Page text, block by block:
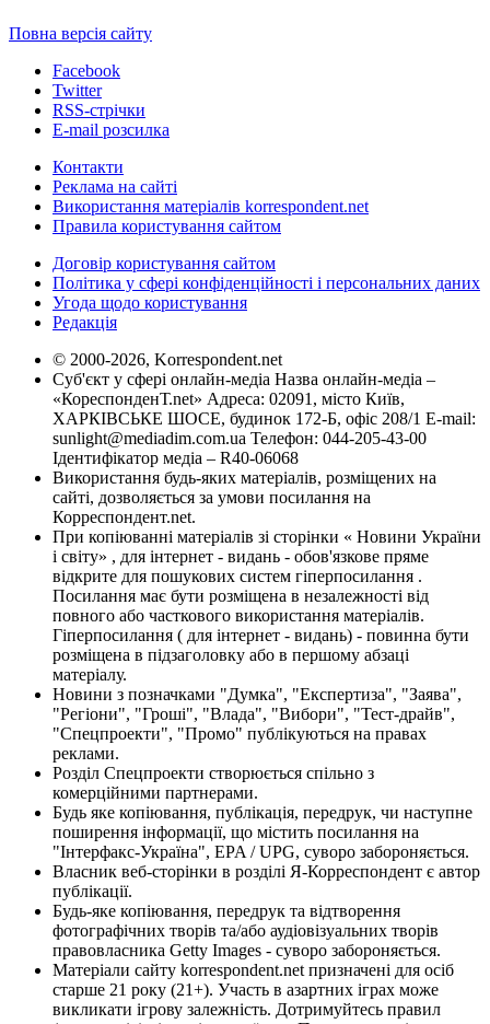
Повна версія сайту
Facebook
Twitter
RSS-стрічки
E-mail розсилка
Контакти
Реклама на сайті
Використання матеріалів korrespondent.net
Правила користування сайтом
Договір користування сайтом
Політика у сфері конфіденційності і персональних даних
Угода щодо користування
Редакція
© 2000-2026, Korrespondent.net
Суб'єкт у сфері онлайн-медіа Назва онлайн-медіа –
«КореспонденТ.net» Адреса: 02091, місто Київ,
ХАРКІВСЬКЕ ШОСЕ, будинок 172-Б, офіс 208/1 E-mail:
sunlight@mediadim.com.ua Телефон: 044-205-43-00
Ідентифікатор медіа – R40-06068
Використання будь-яких матеріалів, розміщених на
сайті, дозволяється за умови посилання на
Корреспондент.net.
При копіюванні матеріалів зі сторінки « Новини України
і світу» , для інтернет - видань - обов'язкове пряме
відкрите для пошукових систем гіперпосилання .
Посилання має бути розміщена в незалежності від
повного або часткового використання матеріалів.
Гіперпосилання ( для інтернет - видань) - повинна бути
розміщена в підзаголовку або в першому абзаці
матеріалу.
Новини з позначками "Думка", "Експертиза", "Заява",
"Регіони", "Гроші", "Влада", "Вибори", "Тест-драйв",
"Спецпроекти", "Промо" публікуються на правах
реклами.
Розділ Спецпроекти створюється спільно з
комерційними партнерами.
Будь яке копіювання, публікація, передрук, чи наступне
поширення інформації, що містить посилання на
"Інтерфакс-Україна", EPA / UPG, суворо забороняється.
Власник веб-сторінки в розділі Я-Корреспондент є автор
публікації.
Будь-яке копіювання, передрук та відтворення
фотографічних творів та/або аудіовізуальних творів
правовласника Getty Images - суворо забороняється.
Матеріали сайту korrespondent.net призначені для осіб
старше 21 року (21+). Участь в азартних іграх може
викликати ігрову залежність. Дотримуйтесь правил